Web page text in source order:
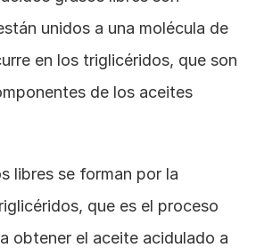
unidos a una molécula de
en los triglicéridos, que son
de los aceites
libres se forman por la
que es el proceso
obtener el aceite acidulado a